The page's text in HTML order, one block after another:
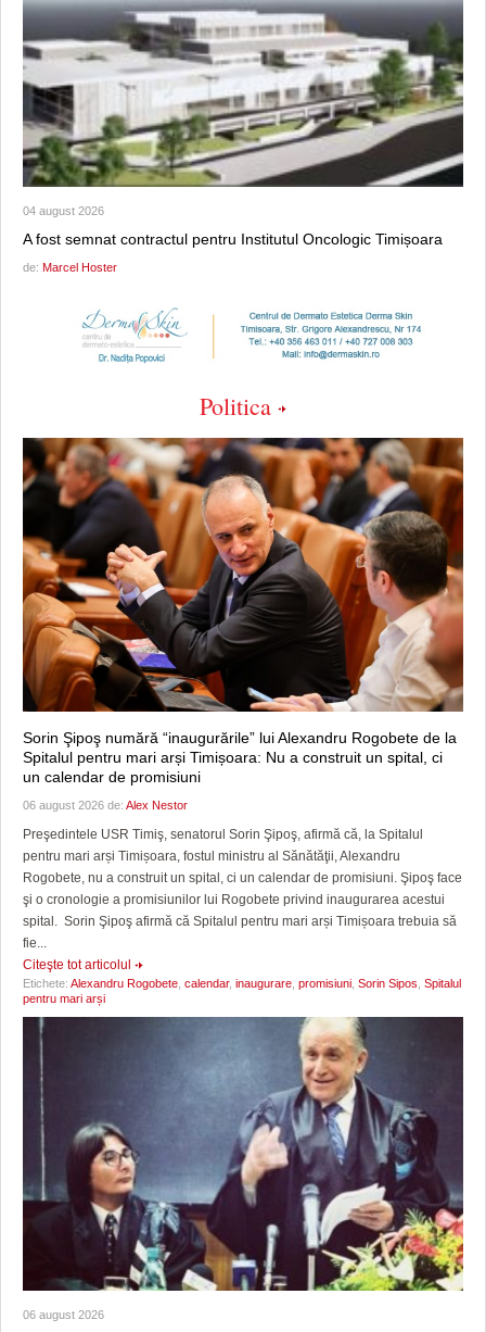
04 august 2026
A fost semnat contractul pentru Institutul Oncologic Timișoara
de: Marcel Hoster
Politica
Sorin Şipoş numără “inaugurările” lui Alexandru Rogobete de la
Spitalul pentru mari arși Timișoara: Nu a construit un spital, ci
un calendar de promisiuni
06 august 2026 de: Alex Nestor
Preşedintele USR Timiş, senatorul Sorin Şipoş, afirmă că, la Spitalul
pentru mari arși Timișoara, fostul ministru al Sănătăţii, Alexandru
Rogobete, nu a construit un spital, ci un calendar de promisiuni. Şipoş face
şi o cronologie a promisiunilor lui Rogobete privind inaugurarea acestui
spital. Sorin Şipoş afirmă că Spitalul pentru mari arși Timișoara trebuia să
fie...
Citeşte tot articolul
Etichete: Alexandru Rogobete calendar, inaugurare promisiuni Sorin Sipos Spitalul
pentru mari arși
06 august 2026